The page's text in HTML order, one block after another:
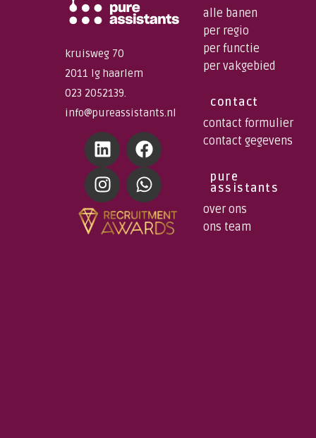
kruisweg 70
2011 lg haarlem
023 2052139.
info@pureassistants.nl
alle banen
per regio
per functie
per vakgebied
contact
contact formulier
contact gegevens
pure
assistants
over ons
ons team